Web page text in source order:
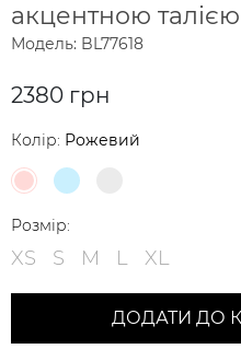
акцентною
Модель: BL77618
2380 грн
Колір: Рожевий
Розмір:
XS S M L XL
ДОДАТИ ДО